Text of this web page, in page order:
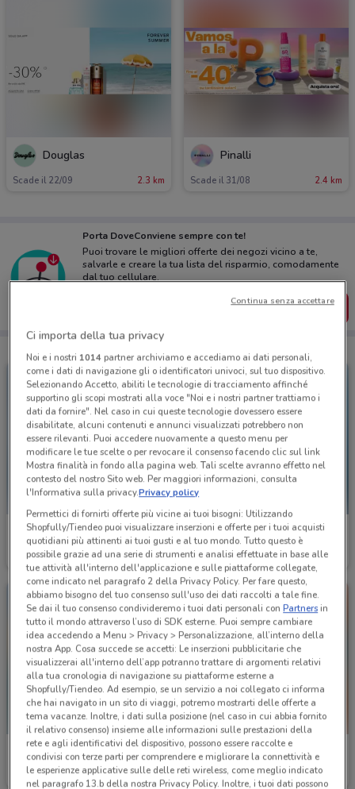
Douglas
Scade il 22/09 2.3 km
Pinalli
Scade il 31/08 2.4 km
Porta DoveConviene sempre con te!
Puoi trovare le migliori offerte dei negozi vicino a te,
salvarle e creare la tua lista del risparmio, comodamente
dal tuo cellulare.
SCARICA L’APP
Tigotà
Scade il 31/08 4.6 km
Il Tulipano
Scade il 19/08 4.8 km
Sirene Blu
Scade il 23/08 6.3 km
Sirene Blu
Scade il 23/08 6.3 km
Ci importa della tua privacy
Noi e i nostri 1014partner archiviamo e accediamo ai dati personali,
come i dati di navigazione gli o identificatori univoci, sul tuo dispositivo.
Selezionando Accetto, abiliti le tecnologie di tracciamento affinché
supportino gli scopi mostrati alla voce "Noi e i nostri partner trattiamo i
dati da fornire". Nel caso in cui queste tecnologie dovessero essere
disabilitate, alcuni contenuti e annunci visualizzati potrebbero non
essere rilevanti. Puoi accedere nuovamente a questo menu per
modificare le tue scelte o per revocare il consenso facendo clic sul link
Mostra finalità in fondo alla pagina web. Tali scelte avranno effetto nel
contesto del nostro Sito web. Per maggiori informazioni, consulta
l'Informativa sulla privacy.Privacy policy
Permettici di fornirti offerte più vicine ai tuoi bisogni: Utilizzando
Shopfully/Tiendeo puoi visualizzare inserzioni e offerte per i tuoi acquisti
quotidiani più attinenti ai tuoi gusti e al tuo mondo. Tutto questo è
possibile grazie ad una serie di strumenti e analisi effettuate in base alle
tue attività all'interno dell'applicazione e sulle piattaforme collegate,
come indicato nel paragrafo 2 della Privacy Policy. Per fare questo,
abbiamo bisogno del tuo consenso sull'uso dei dati raccolti a tale fine.
Se dai il tuo consenso condivideremo i tuoi dati personali conPartnersin
tutto il mondo attraverso l’uso di SDK esterne. Puoi sempre cambiare
idea accedendo a Menu > Privacy > Personalizzazione, all’interno della
nostra App. Cosa succede se accetti: Le inserzioni pubblicitarie che
visualizzerai all'interno dell’app potranno trattare di argomenti relativi
alla tua cronologia di navigazione su piattaforme esterne a
Shopfully/Tiendeo. Ad esempio, se un servizio a noi collegato ci informa
che hai navigato in un sito di viaggi, potremo mostrarti delle offerte a
tema vacanze. Inoltre, i dati sulla posizione (nel caso in cui abbia fornito
il relativo consenso) insieme alle informazioni sulle prestazioni della
rete e agli identificativi del dispositivo, possono essere raccolte e
condivisi con terze parti per comprendere e migliorare la connettività e
le esperienze applicative sulle delle reti wireless, come meglio indicato
nel paragrafo 13.b della nostra Privacy Policy. Inoltre, i tuoi dati possono
Continua senza accettare